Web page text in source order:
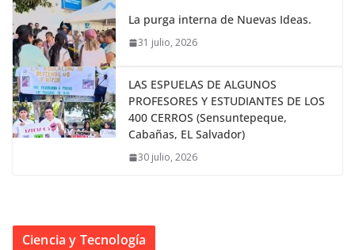
La purga interna de Nuevas Ideas.
31 julio, 2026
LAS ESPUELAS DE ALGUNOS
PROFESORES Y ESTUDIANTES DE LOS
400 CERROS (Sensuntepeque,
Cabañas, EL Salvador)
30 julio, 2026
Ciencia y Tecnología